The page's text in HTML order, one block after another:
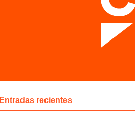
Entradas recientes